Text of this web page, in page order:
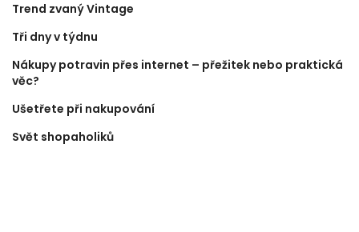
Trend zvaný Vintage
Tři dny v týdnu
Nákupy potravin přes internet – přežitek nebo praktická
věc?
Ušetřete při nakupování
Svět shopaholiků